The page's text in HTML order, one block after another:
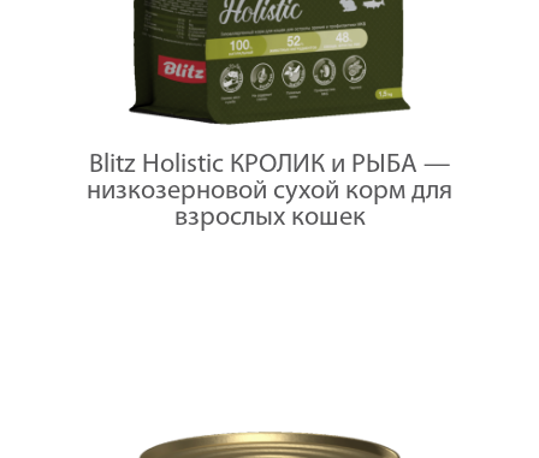
Blitz Holistic КРОЛИК и РЫБА —
низкозерновой сухой корм для
взрослых кошек